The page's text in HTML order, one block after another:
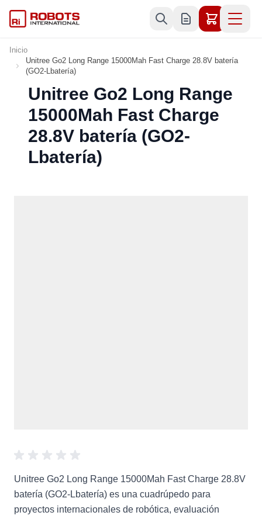
Inicio
Unitree Go2 Long Range 15000Mah Fast Charge 28.8V batería
(GO2-Lbatería)
Unitree Go2 Long Range
15000Mah Fast Charge
28.8V batería (GO2-
Lbatería)
Unitree Go2 Long Range 15000Mah Fast Charge 28.8V
batería (GO2-Lbatería) es una cuadrúpedo para
proyectos internacionales de robótica, evaluación